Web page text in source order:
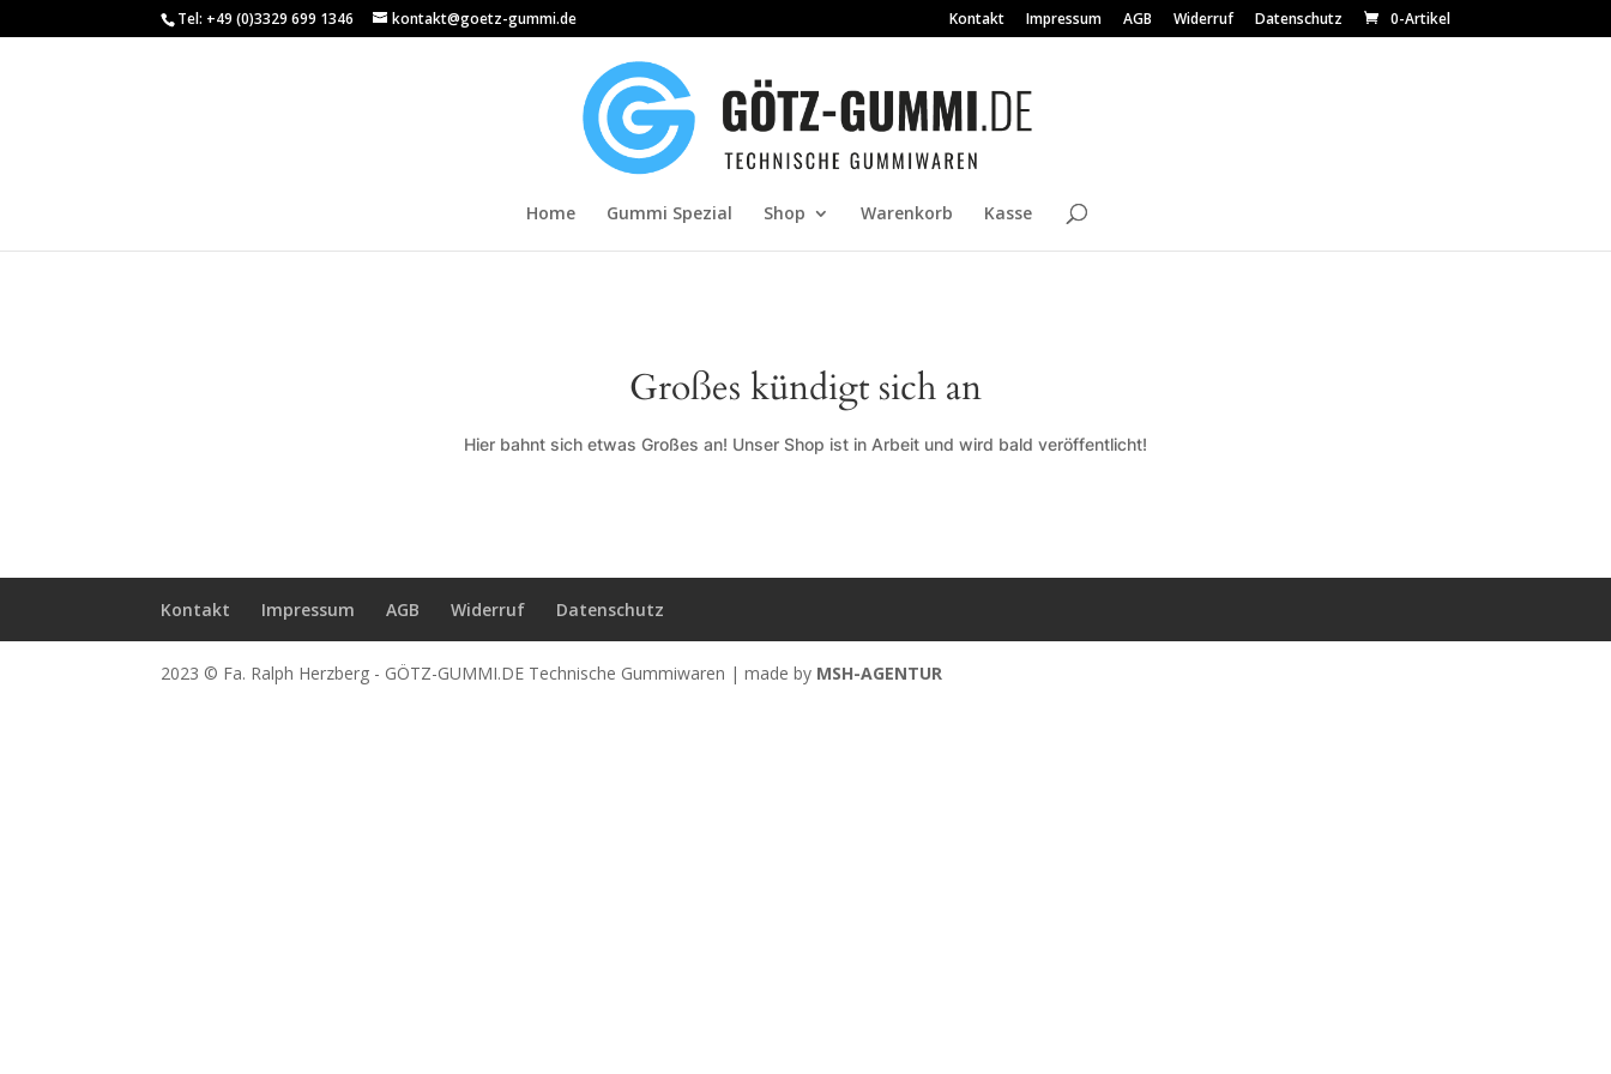
Tel: +49 (0)3329 699 1346 kontakt@goetz-gummi.de Kontakt Impressum AGB Widerruf Datenschutz 0-Artikel
Home Gummi Spezial Shop Warenkorb Kasse
Großes kündigt sich an
Hier bahnt sich etwas Großes an! Unser Shop ist in Arbeit und wird bald veröffentlicht!
Kontakt Impressum AGB Widerruf Datenschutz
2023 © Fa. Ralph Herzberg - GÖTZ-GUMMI.DE Technische Gummiwaren | made by MSH-AGENTUR